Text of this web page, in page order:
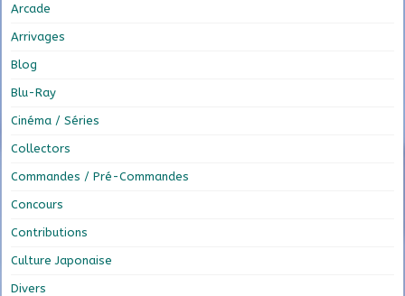
Arcade
Arrivages
Blog
Blu-Ray
Cinéma / Séries
Collectors
Commandes / Pré-Commandes
Concours
Contributions
Culture Japonaise
Divers